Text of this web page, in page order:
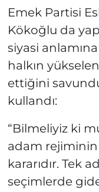
Emek Partisi
Kökoğlu da
siyasi
halkın
ettiğini
kullandı:
“Bilmeliyiz ki
adam rejiminin
kararıdır. Tek
seçimlerde